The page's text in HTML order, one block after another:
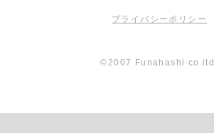
プライバシーポリシー
©2007 Funahashi co ltd.